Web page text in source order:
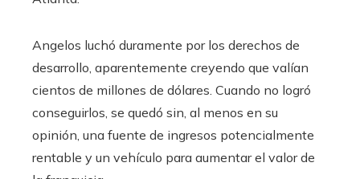
Angelos luchó duramente por los derechos de
desarrollo, aparentemente creyendo que valían
cientos de millones de dólares. Cuando no logró
conseguirlos, se quedó sin, al menos en su
opinión, una fuente de ingresos potencialmente
rentable y un vehículo para aumentar el valor de